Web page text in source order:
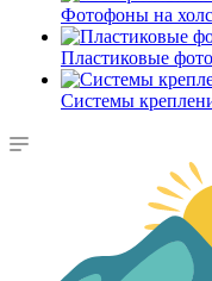
Фотофоны на
Пластиковые
Системы